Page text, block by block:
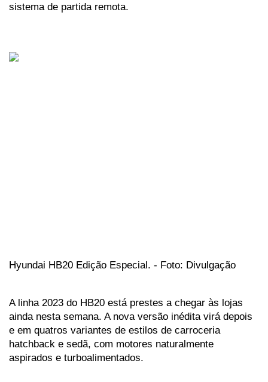
sistema de partida remota.
Hyundai HB20 Edição Especial. - Foto: Divulgação
A linha 2023 do HB20 está prestes a chegar às lojas
ainda nesta semana. A nova versão inédita virá depois
e em quatros variantes de estilos de carroceria
hatchback e sedã, com motores naturalmente
aspirados e turboalimentados.